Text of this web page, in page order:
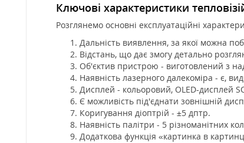
Ключові характеристики
Розглянемо основні експлуатаційні
Дальність виявлення, за якої можна
Відстань, що дає змогу детально
Об'єктив пристрою - виготовлений з
Наявність лазерного далекоміра - є,
Дисплей - кольоровий, OLED-дисплей
Є можливість під'єднати зовнішній
Коригування діоптрій - ±5 дптр.
Наявність палітри - 5 різноманітних
Додаткова функція «картинка в